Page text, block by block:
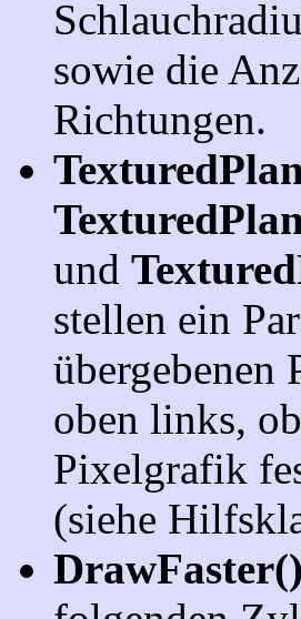
sowie die
Richtungen.
und
stellen ein
übergebenen
oben links,
Pixelgrafik
(siehe
DrawFaster()